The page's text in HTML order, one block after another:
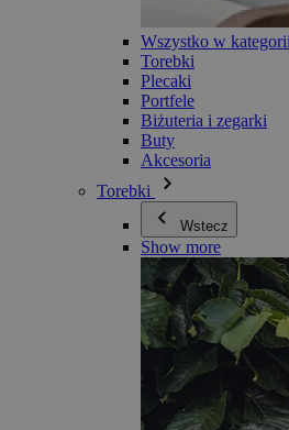
Wszystko w
Torebki
Plecaki
Portfele
Biżuteria i zegarki
Buty
Akcesoria
Torebki
Wstecz
Show more